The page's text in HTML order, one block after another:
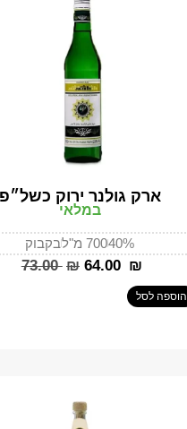
ארק גולנר ירוק כשל״פ
במלאי
40%700 מ"ל בקבוק
‎73.00 ₪ ‎64.00 ₪
הוספה לסל